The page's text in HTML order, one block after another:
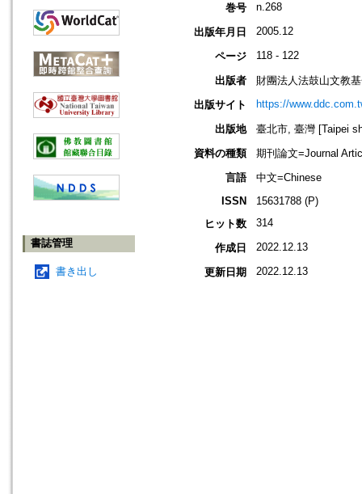
書誌管理
書き出し
巻号
n.268
出版年月日 2005.12
ページ 118 - 122
出版者
財團法人法鼓山文教
出版サイト
https://
出版地
臺北市, 臺灣 [Taipei
資料の種類
期刊論文=Journal
言語
中文=Chinese
ISSN
15631788 (P)
ヒット数
314
作成日 2022.12.13
更新日期 2022.12.13